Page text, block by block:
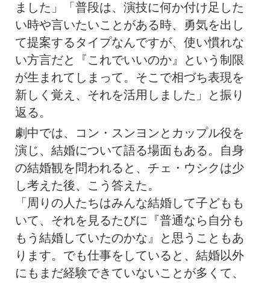
ました」「普段は、演技に何か付け足した
い時や言いたいことがある時、勇気を出し
て提案するタイプなんですが、使い慣れな
い方言だと『これでいいのか』という制限
が生まれてしまって。そこで相づち表現を
新しく覚え、それを活用しました」と振り
返る。
劇中では、コン・スンヨンとカップル役を
演じ、結婚について語る場面もある。自身
の結婚観を問われると、チェ・ウシクは少
し考えた後、こう答えた。
「周りの人たちはみんな結婚して子どもも
いて、それを見るたびに『普通なら自分も
もう結婚していたのかな』と思うこともあ
ります。でも仕事をしていると、結婚以外
にもまだ経験できていないことが多くて、